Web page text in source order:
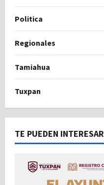
Politica
Regionales
Tamiahua
Tuxpan
TE PUEDEN INTERESAR